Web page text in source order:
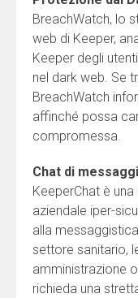
BreachWatch, lo
web di Keeper,
Keeper degli
nel dark web. Se
BreachWatch
affinché possa
compromessa.
Chat di
KeeperChat è
aziendale iper-
alla
settore sanitario,
amministrazione
richieda una